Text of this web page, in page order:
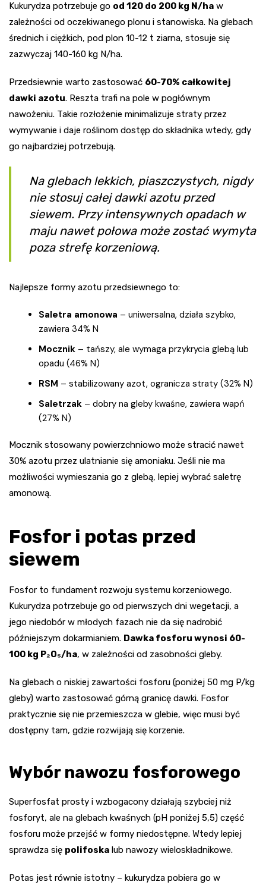
Kukurydza potrzebuje go od 120 do 200 kg N/ha w
zależności od oczekiwanego plonu i stanowiska. Na glebach
średnich i ciężkich, pod plon 10-12 t ziarna, stosuje się
zazwyczaj 140-160 kg N/ha.
Przedsiewnie warto zastosować 60-70% całkowitej
dawki azotu. Reszta trafi na pole w pogłównym
nawożeniu. Takie rozłożenie minimalizuje straty przez
wymywanie i daje roślinom dostęp do składnika wtedy, gdy
go najbardziej potrzebują.
Na glebach lekkich, piaszczystych, nigdy
nie stosuj całej dawki azotu przed
siewem. Przy intensywnych opadach w
maju nawet połowa może zostać wymyta
poza strefę korzeniową.
Najlepsze formy azotu przedsiewnego to:
Saletra amonowa – uniwersalna, działa szybko,
zawiera 34% N
Mocznik – tańszy, ale wymaga przykrycia glebą lub
opadu (46% N)
RSM – stabilizowany azot, ogranicza straty (32% N)
Saletrzak – dobry na gleby kwaśne, zawiera wapń
(27% N)
Mocznik stosowany powierzchniowo może stracić nawet
30% azotu przez ulatnianie się amoniaku. Jeśli nie ma
możliwości wymieszania go z glebą, lepiej wybrać saletrę
amonową.
Fosfor i potas przed
siewem
Fosfor to fundament rozwoju systemu korzeniowego.
Kukurydza potrzebuje go od pierwszych dni wegetacji, a
jego niedobór w młodych fazach nie da się nadrobić
późniejszym dokarmianiem. Dawka fosforu wynosi 60-
100 kg P₂O₅/ha, w zależności od zasobności gleby.
Na glebach o niskiej zawartości fosforu (poniżej 50 mg P/kg
gleby) warto zastosować górną granicę dawki. Fosfor
praktycznie się nie przemieszcza w glebie, więc musi być
dostępny tam, gdzie rozwijają się korzenie.
Wybór nawozu fosforowego
Superfosfat prosty i wzbogacony działają szybciej niż
fosforyt, ale na glebach kwaśnych (pH poniżej 5,5) część
fosforu może przejść w formy niedostępne. Wtedy lepiej
sprawdza się polifoska lub nawozy wieloskładnikowe.
Potas jest równie istotny – kukurydza pobiera go w